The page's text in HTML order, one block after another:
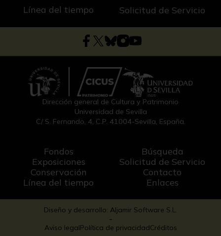
Línea del tiempo Solicitud de Servicio
Dirección general de Cultura y Patrimonio
Universidad de Sevilla
C/ S. Fernando, 4, C.P. 41004-Sevilla, España.
Fondos
Exposiciones
Conservación
Línea del tiempo
Búsqueda
Solicitud de Servicio
Contacto
Enlaces
Diseño y desarrollo: Aljamir Software S.L.
-
Aviso legalPolítica de privacidadCréditos